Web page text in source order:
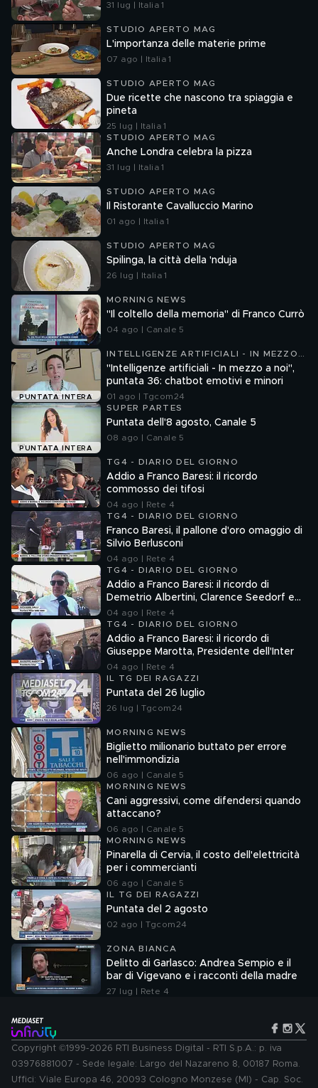
31 lug | Italia 1
STUDIO APERTO MAG
L'importanza delle materie prime
07 ago | Italia 1
STUDIO APERTO MAG
Due ricette che nascono tra spiaggia e
pineta
25 lug | Italia 1
STUDIO APERTO MAG
Anche Londra celebra la pizza
31 lug | Italia 1
STUDIO APERTO MAG
Il Ristorante Cavalluccio Marino
01 ago | Italia 1
STUDIO APERTO MAG
Spilinga, la città della 'nduja
26 lug | Italia 1
MORNING NEWS
"Il coltello della memoria" di Franco Currò
04 ago | Canale 5
PUNTATA INTERA
INTELLIGENZE ARTIFICIALI - IN MEZZO
A NOI
"Intelligenze artificiali - In mezzo a noi",
puntata 36: chatbot emotivi e minori
01 ago | Tgcom24
PUNTATA INTERA
SUPER PARTES
Puntata dell'8 agosto, Canale 5
08 ago | Canale 5
TG4 - DIARIO DEL GIORNO
Addio a Franco Baresi: il ricordo
commosso dei tifosi
04 ago | Rete 4
TG4 - DIARIO DEL GIORNO
Franco Baresi, il pallone d'oro omaggio di
Silvio Berlusconi
04 ago | Rete 4
TG4 - DIARIO DEL GIORNO
Addio a Franco Baresi: il ricordo di
Demetrio Albertini, Clarence Seedorf e
Giovanni Galli
04 ago | Rete 4
TG4 - DIARIO DEL GIORNO
Addio a Franco Baresi: il ricordo di
Giuseppe Marotta, Presidente dell'Inter
04 ago | Rete 4
IL TG DEI RAGAZZI
Puntata del 26 luglio
26 lug | Tgcom24
MORNING NEWS
Biglietto milionario buttato per errore
nell'immondizia
06 ago | Canale 5
MORNING NEWS
Cani aggressivi, come difendersi quando
attaccano?
06 ago | Canale 5
MORNING NEWS
Pinarella di Cervia, il costo dell'elettricità
per i commercianti
06 ago | Canale 5
IL TG DEI RAGAZZI
Puntata del 2 agosto
02 ago | Tgcom24
ZONA BIANCA
Delitto di Garlasco: Andrea Sempio e il
bar di Vigevano e i racconti della madre
27 lug | Rete 4
Copyright ©1999-2026 RTI Business Digital - RTI S.p.A.: p. iva
03976881007 - Sede legale: Largo del Nazareno 8, 00187 Roma.
Uffici: Viale Europa 46, 20093 Cologno Monzese (MI) - Cap. Soc.